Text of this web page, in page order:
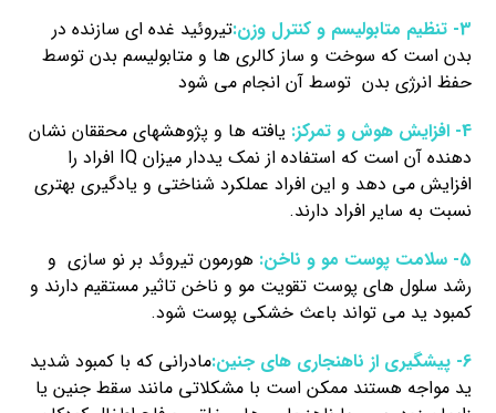
3- تنظیم متابولیسم و کنترل وزن:
تیروئید غده ای سازنده در
بدن است که سوخت و ساز کالری ها و متابولیسم بدن توسط
حفظ انرژی بدن توسط آن انجام می شود
4- افزایش هوش و تمرکز:
یافته ها و پژوهشهای محققان نشان
دهنده آن است که استفاده از نمک یددار میزان IQ افراد را
افزایش می دهد و این افراد عملکرد شناختی و یادگیری بهتری
نسبت به سایر افراد دارند.
5- سلامت پوست مو و ناخن:
هورمون تیروئد بر نو سازی و
رشد سلول های پوست تقویت مو و ناخن تاثیر مستقیم دارند و
کمبود ید می تواند باعث خشکی پوست شود.
6- پیشگیری از ناهنجاری های جنین:
مادرانی که با کمبود شدید
ید مواجه هستند ممکن است با مشکلاتی مانند سقط جنین یا